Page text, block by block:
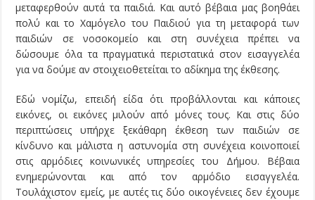
μεταφερθούν αυτά τα παιδιά. Και αυτό βέβαια μας βοηθάει
πολύ και το Χαμόγελο του Παιδιού για τη μεταφορά των
παιδιών σε νοσοκομείο και στη συνέχεια πρέπει να
δώσουμε όλα τα πραγματικά περιστατικά στον εισαγγελέα
για να δούμε αν στοιχειοθετείται το αδίκημα της έκθεσης.
Εδώ νομίζω, επειδή είδα ότι προβάλλονται και κάποιες
εικόνες, οι εικόνες μιλούν από μόνες τους. Και στις δύο
περιπτώσεις υπήρχε ξεκάθαρη έκθεση των παιδιών σε
κίνδυνο και μάλιστα η αστυνομία στη συνέχεια κοινοποιεί
στις αρμόδιες κοινωνικές υπηρεσίες του Δήμου. Βέβαια
ενημερώνονται και από τον αρμόδιο εισαγγελέα.
Τουλάχιστον εμείς, με αυτές τις δύο οικογένειες δεν έχουμε